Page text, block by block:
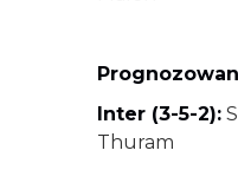
Inter (3-5-2):
Thuram